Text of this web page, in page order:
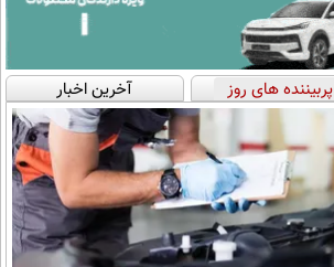
پربیننده های روز آخرین اخبار